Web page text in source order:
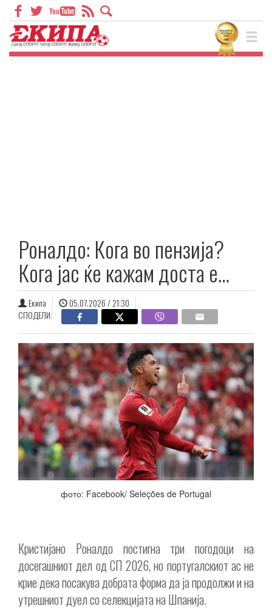
Роналдо: Кога во пензија?
Кога јас ќе кажам доста е…
Екипа
05.07.2026 / 21:30
СПОДЕЛИ:
фото: Facebook/ Seleções de Portugal
Кристијано Роналдо постигна три погодоци на
досегашниот дел од СП 2026, но португалскиот ас не
крие дека посакува добрата форма да ја продолжи и на
утрешниот дуел со селекцијата на Шпанија.